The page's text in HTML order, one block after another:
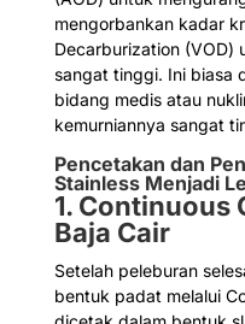
mengorbankan kadar
Decarburization (VOD)
sangat tinggi. Ini biasa
bidang medis atau
kemurniannya sangat
Pencetakan dan
Stainless Menjadi
1. Continuous
Baja Cair
Setelah peleburan
bentuk padat melalui